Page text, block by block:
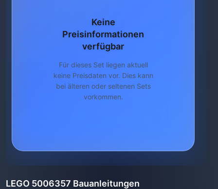
Keine
Preisinformationen
verfügbar
Für dieses Set liegen aktuell
keine Preisdaten vor. Dies kann
bei älteren oder seltenen Sets
vorkommen.
LEGO 5006357 Bauanleitungen